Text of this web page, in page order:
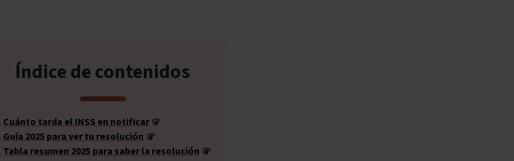
Índice de contenidos
Cuánto tarda el INSS en notificar
Guía 2025 para ver tu resolución
Tabla resumen 2025 para saber la resolución